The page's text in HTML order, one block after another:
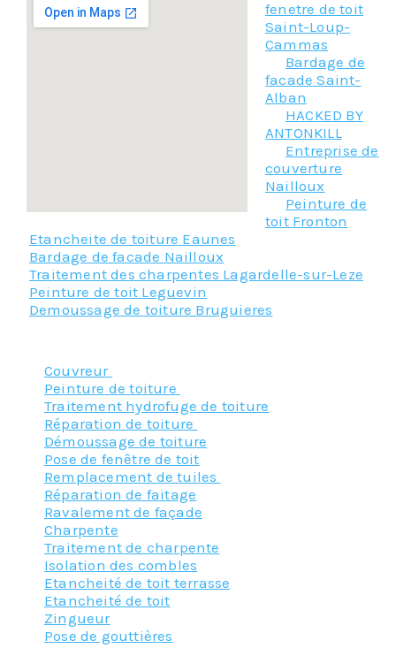
fenetre de toit
Saint-Loup-
Cammas
Bardage de
facade Saint-
Alban
HACKED BY
ANTONKILL
Entreprise de
couverture
Nailloux
Peinture de
toit Fronton
Etancheite de toiture Eaunes
Bardage de facade Nailloux
Traitement des charpentes Lagardelle-sur-Leze
Peinture de toit Leguevin
Demoussage de toiture Bruguieres
Couvreur
Peinture de toiture
Traitement hydrofuge de toiture
Réparation de toiture
Démoussage de toiture
Pose de fenêtre de toit
Remplacement de tuiles
Réparation de faitage
Ravalement de façade
Charpente
Traitement de charpente
Isolation des combles
Etancheité de toit terrasse
Etancheité de toit
Zingueur
Pose de gouttières